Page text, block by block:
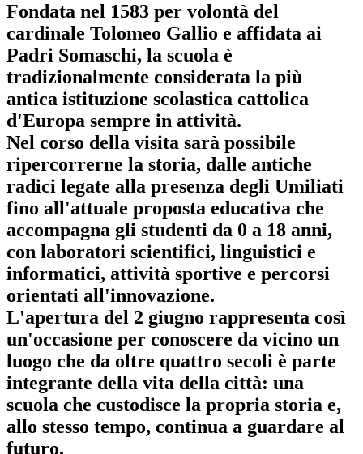
Fondata nel 1583 per volontà del
cardinale Tolomeo Gallio e affidata ai
Padri Somaschi, la scuola è
tradizionalmente considerata la più
antica istituzione scolastica cattolica
d'Europa sempre in attività.
Nel corso della visita sarà possibile
ripercorrerne la storia, dalle antiche
radici legate alla presenza degli Umiliati
fino all'attuale proposta educativa che
accompagna gli studenti da 0 a 18 anni,
con laboratori scientifici, linguistici e
informatici, attività sportive e percorsi
orientati all'innovazione.
L'apertura del 2 giugno rappresenta così
un'occasione per conoscere da vicino un
luogo che da oltre quattro secoli è parte
integrante della vita della città: una
scuola che custodisce la propria storia e,
allo stesso tempo, continua a guardare al
futuro.